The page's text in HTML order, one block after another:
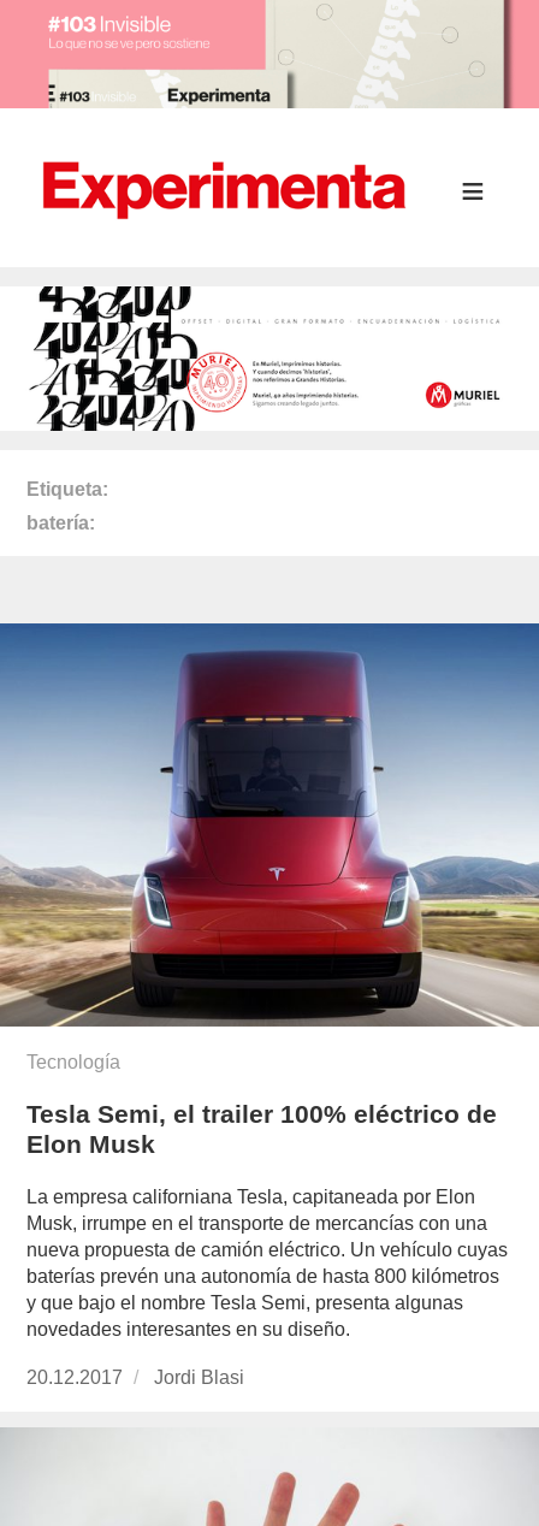
Etiqueta
batería
Tecnología
Tesla Semi, el trailer 100% eléctrico de
Elon Musk
La empresa californiana Tesla, capitaneada por Elon
Musk, irrumpe en el transporte de mercancías con una
nueva propuesta de camión eléctrico. Un vehículo cuyas
baterías prevén una autonomía de hasta 800 kilómetros
y que bajo el nombre Tesla Semi, presenta algunas
novedades interesantes en su diseño.
Publicado
20.12.2017
https://www.experimenta.es/author/jordi-
Jordi Blasi